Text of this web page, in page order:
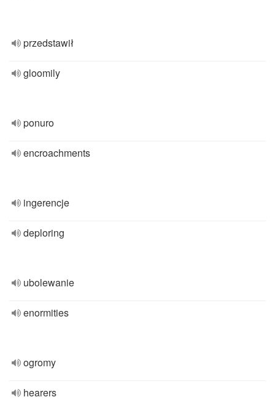
przedstawił
gloomily
ponuro
encroachments
ingerencje
deploring
ubolewanie
enormities
ogromy
hearers